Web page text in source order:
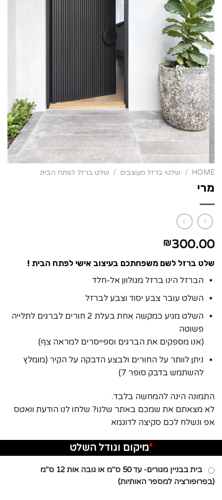
HOME
/ שלטי ברזל מעוצבים / שלט ברזל לפתח הבית
מרי
₪300.00
שלט ברזל לשם משפחתכם בעיצוב אישי לפתח הבית !
הברזל הינו ברזל מגולוון אל-חלד
השלט עובר צבע יסוד וצבע לברזל
השלט מגיע כמקשה אחת בעלת 2 חורים לברגים לתלייה
פשוטה
(אנו מספקים את הברגים וספייסרים למראה צף)
ניתן לוותר על החורים ולבצע הדבקה על הקיר (מומלץ
להשתמש בדבק סופר 7)
התמונה הינה להמחשה בלבד.
לא מצאתם את שמכם באתר שלנו? שלחו לנו הודעת וואטס
אפ ונשלח לכם סקיצה לדוגמא
*מיקום וגודל השלט
בית בבניין מגורים- עד 50 ס"מ או גובה אות 12 ס"מ
(בפרופורציה למספר האותיות)